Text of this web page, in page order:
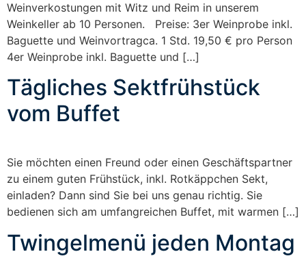
Weinverkostungen mit Witz und Reim in unserem
Weinkeller ab 10 Personen. Preise: 3er Weinprobe inkl.
Baguette und Weinvortragca. 1 Std. 19,50 € pro Person
4er Weinprobe inkl. Baguette und […]
Tägliches Sektfrühstück
vom Buffet
Sie möchten einen Freund oder einen Geschäftspartner
zu einem guten Frühstück, inkl. Rotkäppchen Sekt,
einladen? Dann sind Sie bei uns genau richtig. Sie
bedienen sich am umfangreichen Buffet, mit warmen […]
Twingelmenü jeden Montag